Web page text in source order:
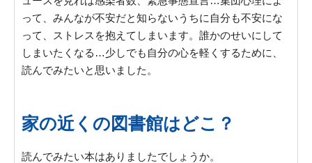
って、みんなが不安だと知らないうちに自分も不安にな
って、ストレスを抱えてしまいます。誰かのせいにして
しまいたくなる…少しでも自分の心を軽くするために、
読んでみたいと思いました。
家の近くの図書館はどこ？
読んでみたい本はありましたでしょうか。